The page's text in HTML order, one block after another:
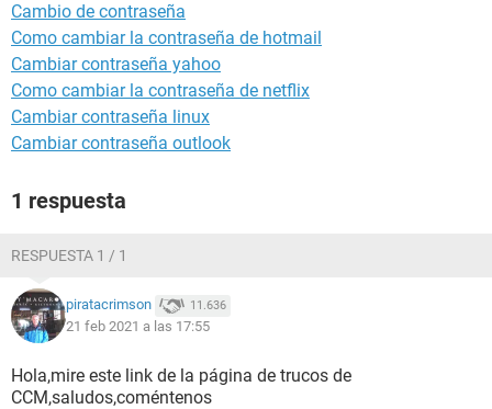
Cambio de contraseña
Como cambiar la contraseña de hotmail
Cambiar contraseña yahoo
Como cambiar la contraseña de netflix
Cambiar contraseña linux
Cambiar contraseña outlook
1 respuesta
RESPUESTA 1 / 1
piratacrimson 11.636
21 feb 2021 a las 17:55
Hola,mire este link de la página de trucos de
CCM,saludos,coméntenos